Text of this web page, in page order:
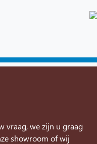
vraag, we zijn u graag
showroom of wij